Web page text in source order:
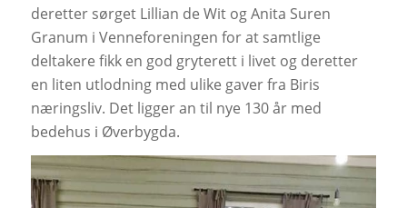
deretter sørget Lillian de Wit og Anita Suren
Granum i Venneforeningen for at samtlige
deltakere fikk en god gryterett i livet og deretter
en liten utlodning med ulike gaver fra Biris
næringsliv. Det ligger an til nye 130 år med
bedehus i Øverbygda.